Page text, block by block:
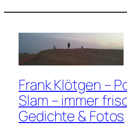
Frank Klötgen –
Slam – immer
Gedichte & Fotos